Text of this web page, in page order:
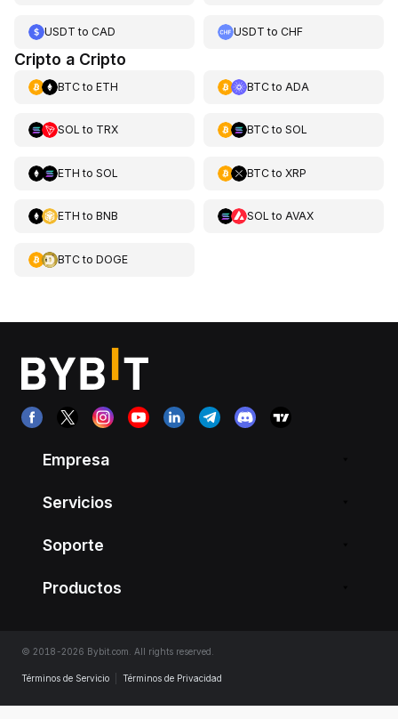
USDT to CAD USDT toCHF
Cripto a Cripto
BTCto ETH BTCto ADA
SOL to TRX BTCto SOL
ETH to SOL BTCto XRP
ETH to BNB SOL to AVAX
BTCto DOGE
Empresa
Servicios
Soporte
Productos
© 2018-2026 Bybit.com. All rights reserved.
Términos de Servicio Términos de Privacidad